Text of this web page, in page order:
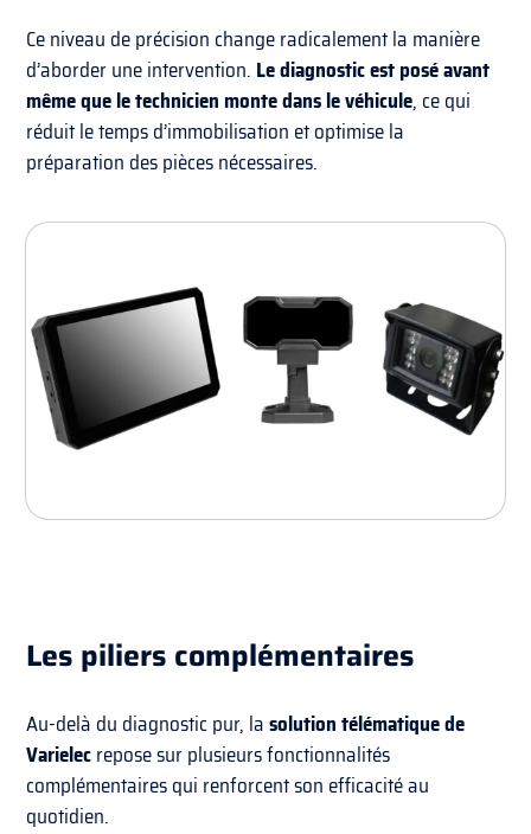
Ce niveau de précision change radicalement la manière
d’aborder une intervention. Le diagnostic est posé avant
même que le technicien monte danslevéhicule, ce qui
réduit le temps d’immobilisation et optimise la
préparation des pièces nécessaires.
Les piliers complémentaires
Au-delà du diagnostic pur, lasolution télématique de
Varielecrepose sur plusieurs fonctionnalités
complémentaires qui renforcent son efficacité au
quotidien.